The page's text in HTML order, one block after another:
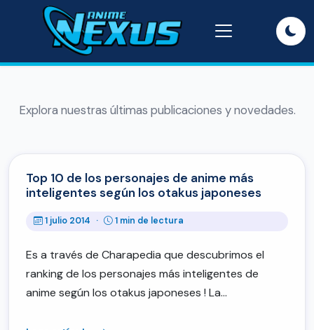
Explora nuestras últimas publicaciones y novedades.
Top 10 de los personajes de anime más
inteligentes según los otakus japoneses
1 julio 2014 · 1 min de lectura
Es a través de Charapedia que descubrimos el
ranking de los personajes más inteligentes de
anime según los otakus japoneses ! La…